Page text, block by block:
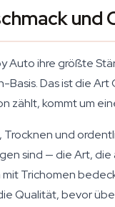
und
Auto ihre größte
Basis. Das ist die
zählt, kommt um
Trocknen und
sind — die Art,
Trichomen
Qualität, bevor